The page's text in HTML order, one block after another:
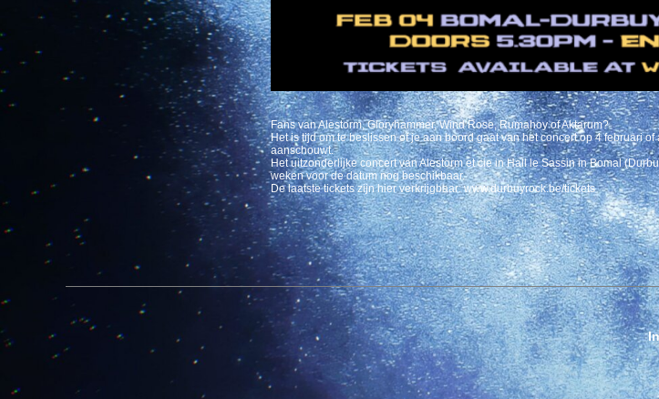
Fans van Alestorm, Gloryhammer, Wind Rose, Rumahoy of Aktarum?
Het is tijd om te beslissen of je aan boord gaat van het concert op 4 februari
aanschouwt.
Het uitzonderlijke concert van Alestorm et cie in Hall le Sassin in Bomal
weken voor de datum nog beschikbaar.
De laatste tickets zijn hier verkrijgbaar: www.durbuyrock.be/tickets